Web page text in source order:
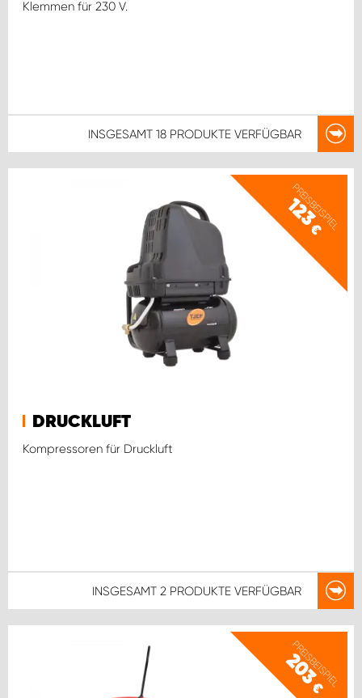
Klemmen für 230 V.
INSGESAMT 18 PRODUKTE VERFÜGBAR
PREISBEISPIEL
123
€
DRUCKLUFT
Kompressoren für Druckluft
INSGESAMT 2 PRODUKTE VERFÜGBAR
PREISBEISPIEL
203
€